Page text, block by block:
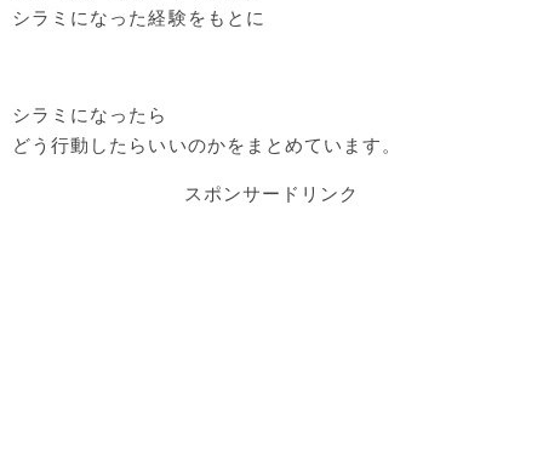
シラミになった経験をもとに
シラミになったら
どう行動したらいいのかをまとめています。
スポンサードリンク